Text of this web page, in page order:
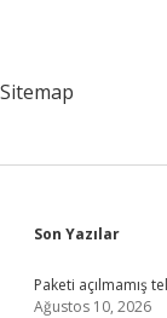
Sitemap
Son Yazılar
Paketi açılmamış
Ağustos 10, 2026